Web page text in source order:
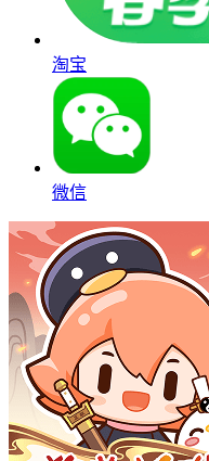
淘宝
微信